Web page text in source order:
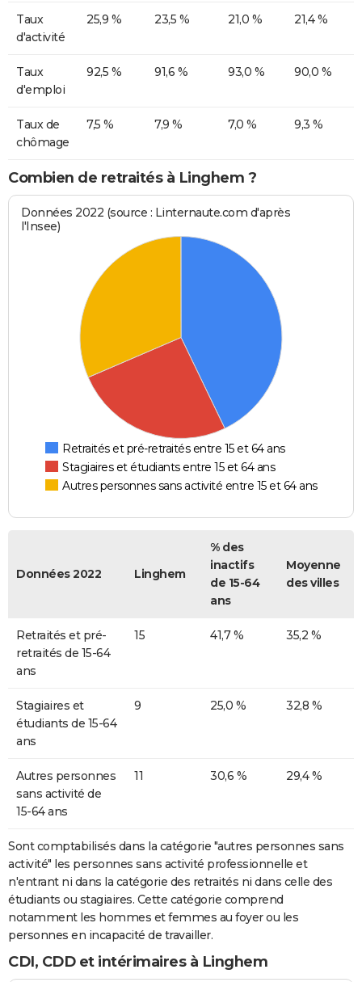
Taux
d'activité
25,9 % 23,5 % 21,0 % 21,4 %
Taux
d'emploi
92,5 % 91,6 % 93,0 % 90,0 %
Taux de
chômage
7,5 % 7,9 % 7,0 % 9,3 %
Combien de retraités à Linghem ?
Données 2022 (source : Linternaute.com d'après
l'Insee)
Retraités et pré-retraités entre 15 et 64 ans
Stagiaires et étudiants entre 15 et 64 ans
Autres personnes sans activité entre 15 et 64 ans
Données 2022 Linghem
% des
inactifs
de 15-64
ans
Moyenne
des villes
Retraités et pré-
retraités de 15-64
ans
15 41,7 % 35,2 %
Stagiaires et
étudiants de 15-64
ans
9 25,0 % 32,8 %
Autres personnes
sans activité de
15-64 ans
11 30,6 % 29,4 %
Sont comptabilisés dans la catégorie "autres personnes sans
activité" les personnes sans activité professionnelle et
n'entrant ni dans la catégorie des retraités ni dans celle des
étudiants ou stagiaires. Cette catégorie comprend
notamment les hommes et femmes au foyer ou les
personnes en incapacité de travailler.
CDI, CDD et intérimaires à Linghem